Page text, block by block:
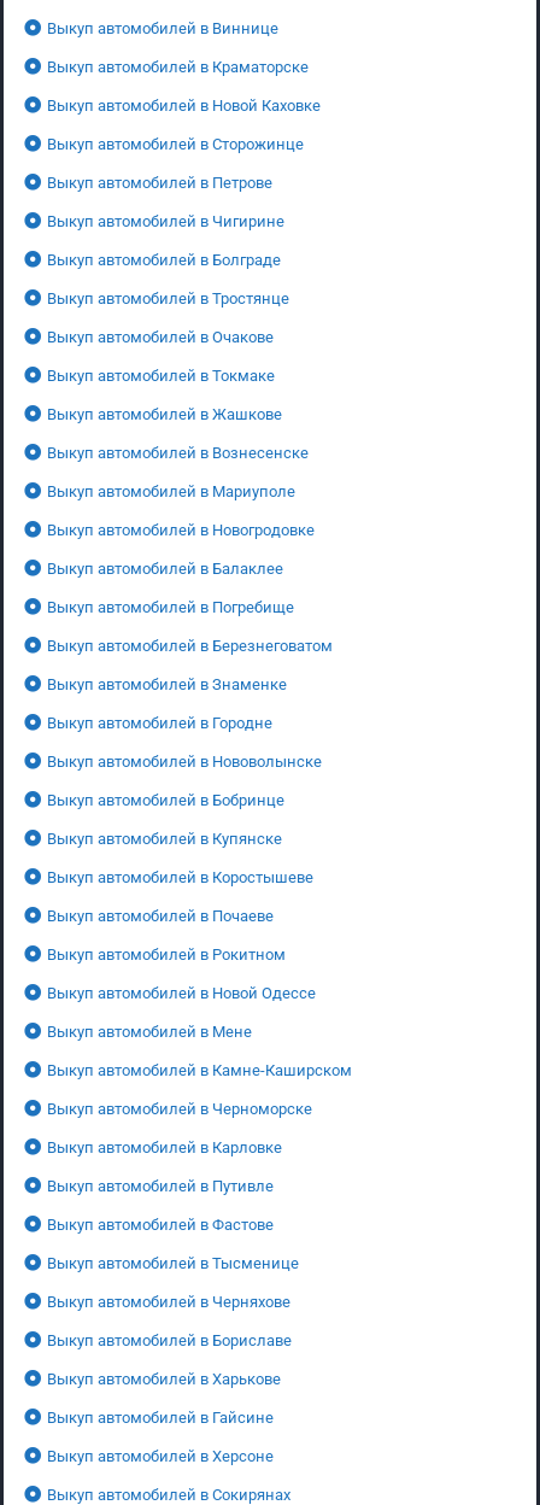
Выкуп автомобилей в Виннице
Выкуп автомобилей в Краматорске
Выкуп автомобилей в Новой Каховке
Выкуп автомобилей в Сторожинце
Выкуп автомобилей в Петрове
Выкуп автомобилей в Чигирине
Выкуп автомобилей в Болграде
Выкуп автомобилей в Тростянце
Выкуп автомобилей в Очакове
Выкуп автомобилей в Токмаке
Выкуп автомобилей в Жашкове
Выкуп автомобилей в Вознесенске
Выкуп автомобилей в Мариуполе
Выкуп автомобилей в Новогродовке
Выкуп автомобилей в Балаклее
Выкуп автомобилей в Погребище
Выкуп автомобилей в Березнеговатом
Выкуп автомобилей в Знаменке
Выкуп автомобилей в Городне
Выкуп автомобилей в Нововолынске
Выкуп автомобилей в Бобринце
Выкуп автомобилей в Купянске
Выкуп автомобилей в Коростышеве
Выкуп автомобилей в Почаеве
Выкуп автомобилей в Рокитном
Выкуп автомобилей в Новой Одессе
Выкуп автомобилей в Мене
Выкуп автомобилей в Камне-Каширском
Выкуп автомобилей в Черноморске
Выкуп автомобилей в Карловке
Выкуп автомобилей в Путивле
Выкуп автомобилей в Фастове
Выкуп автомобилей в Тысменице
Выкуп автомобилей в Черняхове
Выкуп автомобилей в Бориславе
Выкуп автомобилей в Харькове
Выкуп автомобилей в Гайсине
Выкуп автомобилей в Херсоне
Выкуп автомобилей в Сокирянах